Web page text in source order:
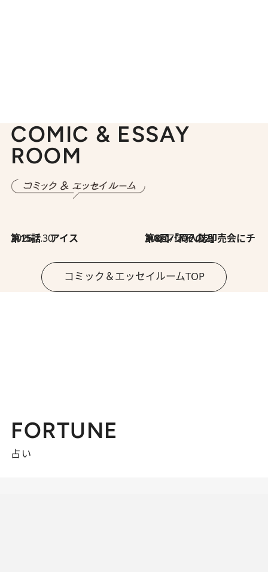
COMIC & ESSAY
ROOM
2026.7.30
第15話 アイス 2026.7.30
第8回「同人誌即売会にチャレンジ その2」
コミック＆エッセイルームTOP
FORTUNE
占い